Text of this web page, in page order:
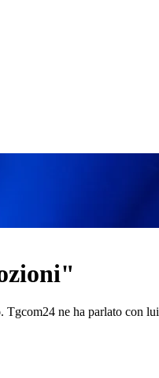
Tgcom24 ne ha parlato con lui